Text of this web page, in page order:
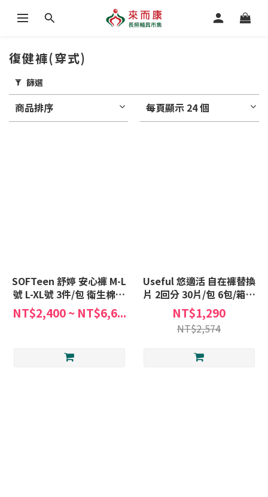
復健褲(穿式)
篩選
商品排序 每頁顯示 24 個
SOFTeen 舒婷 安心褲 M-L
號 L-XL號 3件/包 衛生棉褲
安睡褲 晚安褲 褲型棉 日本
製
NT$2,400 ~ NT$6,6...
Useful 悠適活 自在褲替換
片 2回分 30片/包 6包/箱販
售 替換片 尿褲 替換尿片 日
本製
NT$1,290
NT$2,574